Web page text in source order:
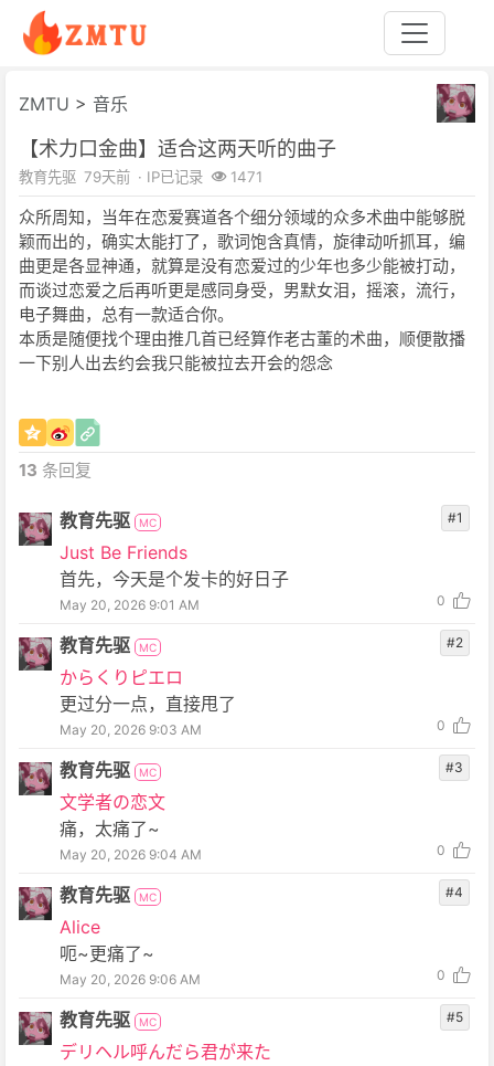
ZMTU > 音乐
【术力口金曲】适合这两天听的曲子
教育先驱 79天前 · IP已记录 1471
众所周知，当年在恋爱赛道各个细分领域的众多术曲中能够脱
颖而出的，确实太能打了，歌词饱含真情，旋律动听抓耳，编
曲更是各显神通，就算是没有恋爱过的少年也多少能被打动，
而谈过恋爱之后再听更是感同身受，男默女泪，摇滚，流行，
电子舞曲，总有一款适合你。
本质是随便找个理由推几首已经算作老古董的术曲，顺便散播
一下别人出去约会我只能被拉去开会的怨念
13 条回复
教育先驱 MC
Just Be Friends
首先，今天是个发卡的好日子
May 20, 2026 9:01 AM
#1
0
教育先驱 MC
からくりピエロ
更过分一点，直接甩了
May 20, 2026 9:03 AM
#2
0
教育先驱 MC
文学者の恋文
痛，太痛了~
May 20, 2026 9:04 AM
#3
0
教育先驱 MC
Alice
呃~更痛了~
May 20, 2026 9:06 AM
#4
0
教育先驱 MC
デリヘル呼んだら君が来た
#5